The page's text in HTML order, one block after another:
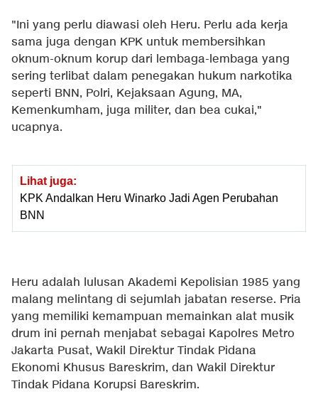
"Ini yang perlu diawasi oleh Heru. Perlu ada kerja
sama juga dengan KPK untuk membersihkan
oknum-oknum korup dari lembaga-lembaga yang
sering terlibat dalam penegakan hukum narkotika
seperti BNN, Polri, Kejaksaan Agung, MA,
Kemenkumham, juga militer, dan bea cukai,"
ucapnya.
Lihat juga:
KPK Andalkan Heru Winarko Jadi Agen Perubahan
BNN
Heru adalah lulusan Akademi Kepolisian 1985 yang
malang melintang di sejumlah jabatan reserse. Pria
yang memiliki kemampuan memainkan alat musik
drum ini pernah menjabat sebagai Kapolres Metro
Jakarta Pusat, Wakil Direktur Tindak Pidana
Ekonomi Khusus Bareskrim, dan Wakil Direktur
Tindak Pidana Korupsi Bareskrim.